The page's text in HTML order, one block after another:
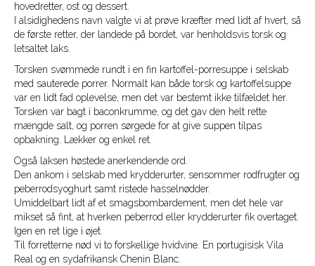
hovedretter, ost og dessert.
I alsidighedens navn valgte vi at prøve kræfter med lidt af hvert, så
de første retter, der landede på bordet, var henholdsvis torsk og
letsaltet laks.
Torsken svømmede rundt i en fin kartoffel-porresuppe i selskab
med sauterede porrer. Normalt kan både torsk og kartoffelsuppe
var en lidt fad oplevelse, men det var bestemt ikke tilfældet her.
Torsken var bagt i baconkrumme, og det gav den helt rette
mængde salt, og porren sørgede for at give suppen tilpas
opbakning. Lækker og enkel ret.
Også laksen høstede anerkendende ord.
Den ankom i selskab med krydderurter, sensommer rodfrugter og
peberrodsyoghurt samt ristede hasselnødder.
Umiddelbart lidt af et smagsbombardement, men det hele var
mikset så fint, at hverken peberrod eller krydderurter fik overtaget.
Igen en ret lige i øjet.
Til forretterne nød vi to forskellige hvidvine. En portugisisk Vila
Real og en sydafrikansk Chenin Blanc.